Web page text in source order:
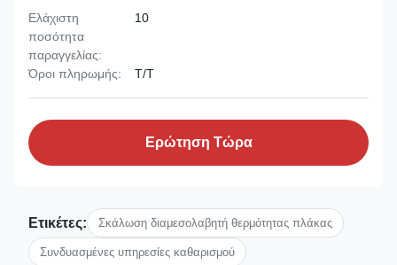
Ελάχιστη
ποσότητα
παραγγελίας:
10
Όροι πληρωμής: T/T
Ερώτηση Τώρα
Ετικέτες: Σκάλωση διαμεσολαβητή θερμότητας πλάκας
Συνδυασμένες υπηρεσίες καθαρισμού